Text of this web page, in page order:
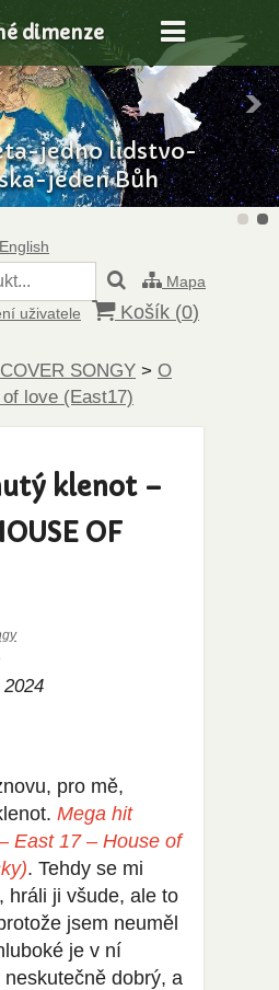
jedno lidstvo-
jeden Bůh
dimenze
English
Mapa
uživatele Košík (0)
COVER SONGY > O
love (East17)
klenot –
OF
pro mě,
Mega hit
East 17 – House of
. Tehdy se mi
hráli ji všude, ale to
jsem neuměl
je v ní
dobrý, a